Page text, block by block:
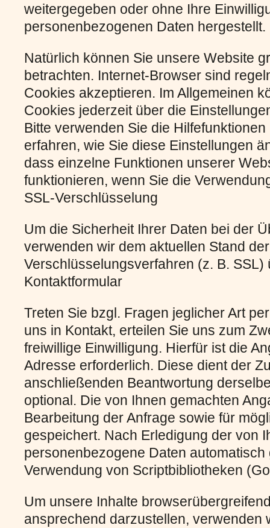
weitergegeben oder ohne Ihre
personenbezogenen Daten hergestellt.
Natürlich können Sie unsere Website
betrachten. Internet-Browser sind
Cookies akzeptieren. Im Allgemeinen
Cookies jederzeit über die
Bitte verwenden Sie die
erfahren, wie Sie diese Einstellungen
dass einzelne Funktionen unserer
funktionieren, wenn Sie die
SSL-Verschlüsselung
Um die Sicherheit Ihrer Daten bei der
verwenden wir dem aktuellen Stand
Verschlüsselungsverfahren (z. B. SSL)
Kontaktformular
Treten Sie bzgl. Fragen jeglicher Art
uns in Kontakt, erteilen Sie uns zum
freiwillige Einwilligung. Hierfür ist die
Adresse erforderlich. Diese dient der
anschließenden Beantwortung
optional. Die von Ihnen gemachten
Bearbeitung der Anfrage sowie für
gespeichert. Nach Erledigung der von
personenbezogene Daten automatisch
Verwendung von Scriptbibliotheken
Um unsere Inhalte
ansprechend darzustellen, verwenden